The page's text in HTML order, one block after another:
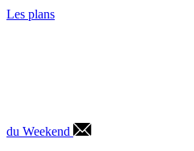
Les plans
du Weekend